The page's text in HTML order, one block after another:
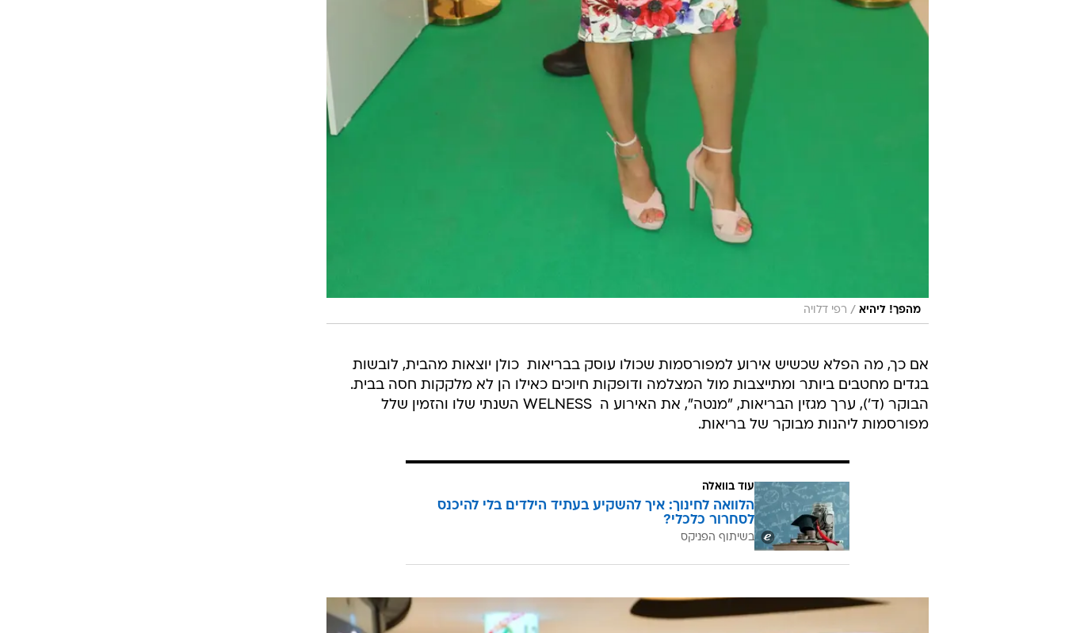
מהפך! ליהיא / רפי דלויה
אם כך, מה הפלא שכשיש אירוע למפורסמות שכולו עוסק בבריאות  כולן יוצאות מהבית, לובשות
בגדים מחטבים ביותר ומתייצבות מול המצלמה ודופקות חיוכים כאילו הן לא מלקקות חסה בבית.
הבוקר (ד'), ערך מגזין הבריאות, "מנטה", את האירוע ה  WELNESS השנתי שלו והזמין שלל
מפורסמות ליהנות מבוקר של בריאות.
עוד בוואלה
הלוואה לחינוך: איך להשקיע בעתיד הילדים בלי להיכנס
לסחרור כלכלי?
בשיתוף הפניקס